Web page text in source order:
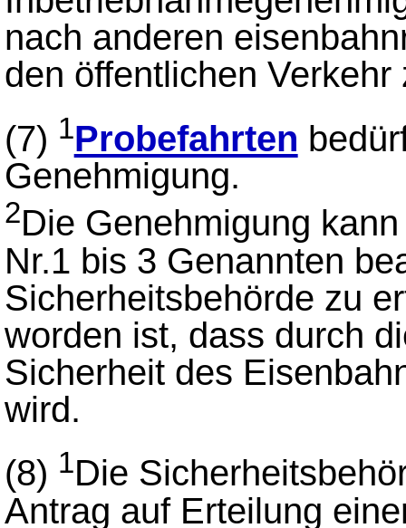
nach anderen
den öffentlichen
(7) 1Probefahrten
Genehmigung.
2Die Genehmigung
Nr.1 bis 3 Genannten
Sicherheitsbehörde zu
worden ist, dass durch
Sicherheit des
wird.
(8) 1Die
Antrag auf Erteilung